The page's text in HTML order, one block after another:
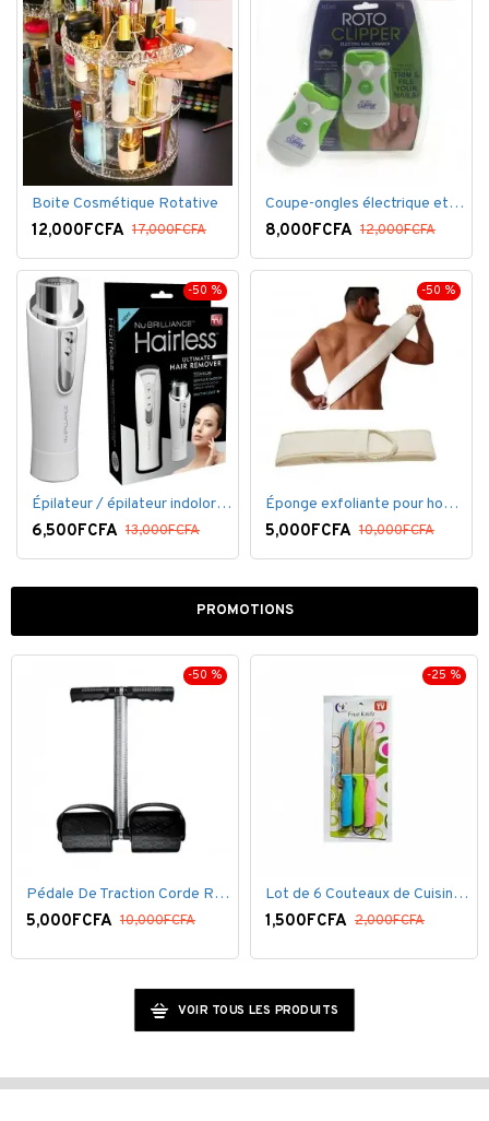
Boite Cosmétique Rotative
12,000FCFA 17,000FCFA
Coupe-ongles électrique et lime électrique
8,000FCFA 12,000FCFA
-50 %
Épilateur / épilateur indolore NuBrilliance Ultimate pour femmes
6,500FCFA 13,000FCFA
-50 %
Éponge exfoliante pour homme
5,000FCFA 10,000FCFA
PROMOTIONS
-50 %
Pédale De Traction Corde Ressort avec poignée pédale de Pied
5,000FCFA 10,000FCFA
-25 %
Lot de 6 Couteaux de Cuisine ( 20,5cm ) - Inox Bleu Rose VERT
1,500FCFA 2,000FCFA
VOIR TOUS LES PRODUITS